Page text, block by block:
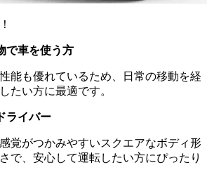
で車を使う方
能も優れているため、日常の移動を経
たい方に最適です。
ライバー
覚がつかみやすいスクエアなボディ形
で、安心して運転したい方にぴったり